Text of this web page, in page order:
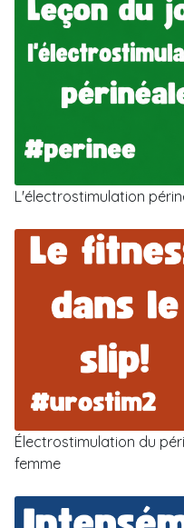
L'électrostimulation
Électrostimulation du
femme